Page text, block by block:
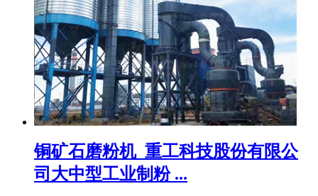
铜矿石磨粉机_重工科技股份有限公
司大中型工业制粉 ...